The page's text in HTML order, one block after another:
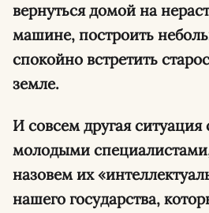
вернуться домой на
машине, построить
спокойно встретить
земле.
И совсем другая ситуация
молодыми
назовем их
нашего государства,